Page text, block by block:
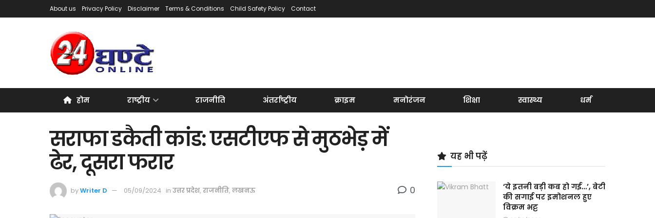
About us Privacy Policy Disclaimer Terms & Conditions Child Safety Policy Contact
होम राष्ट्रीय राजनीति अंतर्राष्ट्रीय क्राइम मनोरंजन शिक्षा स्वास्थ्य धर्म
सराफा डकैती कांड: एसटीएफ से मुठभेड़ में
ढेर, दूसरा फरार
byWriter D 05/09/2024 in उत्तर प्रदेश, राजनीति, लखनऊ 0
यह भी पढ़ें
‘ये इतनी बड़ी कब हो गई…’, बेटी
की सगाई पर इमोशनल हुए
विक्रम भट्ट